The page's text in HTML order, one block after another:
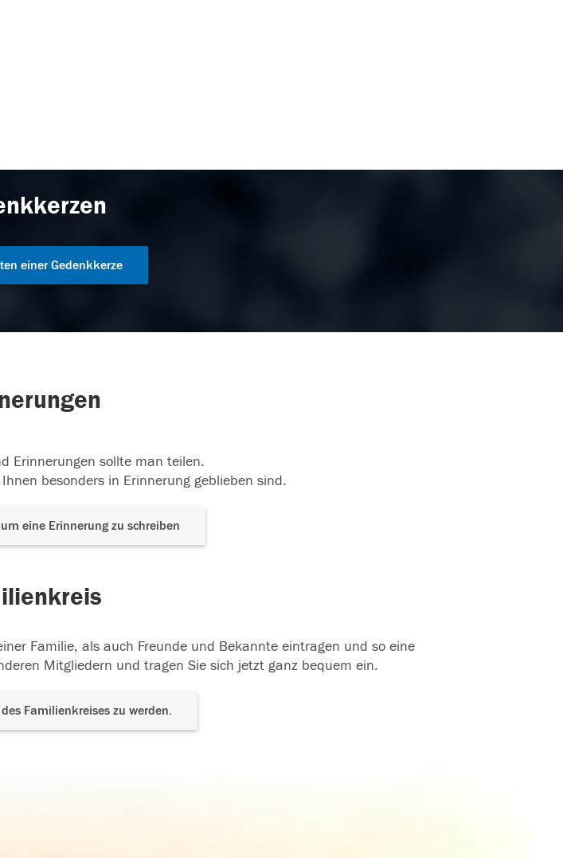
einer Gedenkkerze
Erinnerungen sollte man teilen.
besonders in Erinnerung geblieben sind.
eine Erinnerung zu schreiben
Familie, als auch Freunde und Bekannte eintragen und so eine
Mitgliedern und tragen Sie sich jetzt ganz bequem ein.
Familienkreises zu werden.